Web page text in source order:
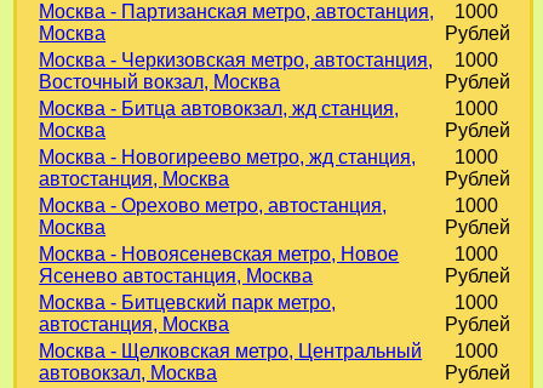
Москва - Партизанская метро, автостанция,
Москва
1000
Рублей
Москва - Черкизовская метро, автостанция,
Восточный вокзал, Москва
1000
Рублей
Москва - Битца автовокзал, жд станция,
Москва
1000
Рублей
Москва - Новогиреево метро, жд станция,
автостанция, Москва
1000
Рублей
Москва - Орехово метро, автостанция,
Москва
1000
Рублей
Москва - Новоясеневская метро, Новое
Ясенево автостанция, Москва
1000
Рублей
Москва - Битцевский парк метро,
автостанция, Москва
1000
Рублей
Москва - Щелковская метро, Центральный
автовокзал, Москва
1000
Рублей